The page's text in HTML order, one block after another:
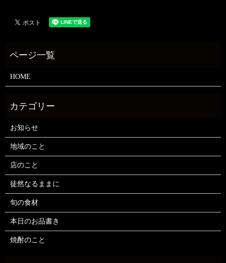
HOME
お知らせ
地域のこと
店のこと
徒然なるままに
旬の食材
本日のお品書き
焼酎のこと